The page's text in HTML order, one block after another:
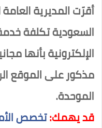
أقرّت المديرية
السعودية تكلفة
الإلكترونية بأنها
مذكور على الموقع
الموحدة.
قد يهمك:تخصص